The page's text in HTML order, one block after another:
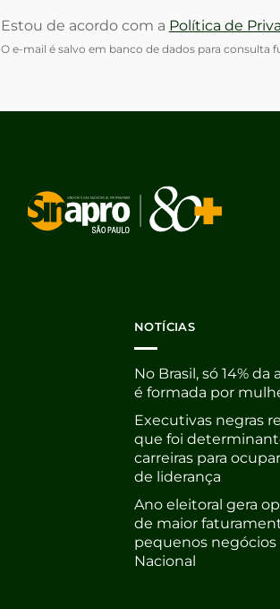
Estou de acordo com a Política de
O e-mail é salvo em banco de dados para consulta
NOTÍCIAS
No Brasil, só 14% da
é formada por
Executivas negras
que foi
carreiras para
de liderança
Ano eleitoral gera
de maior
pequenos negócios
Nacional